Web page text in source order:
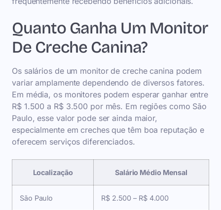
Quanto Ganha Um Monitor
De Creche Canina?
Os salários de um monitor de creche canina podem
variar amplamente dependendo de diversos fatores.
Em média, os monitores podem esperar ganhar entre
R$ 1.500 a R$ 3.500 por mês. Em regiões como São
Paulo, esse valor pode ser ainda maior,
especialmente em creches que têm boa reputação e
oferecem serviços diferenciados.
Localização Salário Médio Mensal
São Paulo R$ 2.500 – R$ 4.000